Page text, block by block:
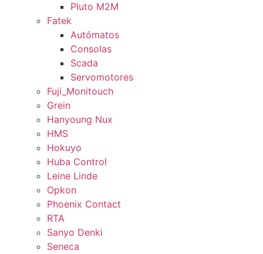
Pluto M2M
Fatek
Autómatos
Consolas
Scada
Servomotores
Fuji_Monitouch
Grein
Hanyoung Nux
HMS
Hokuyo
Huba Control
Leine Linde
Opkon
Phoenix Contact
RTA
Sanyo Denki
Seneca